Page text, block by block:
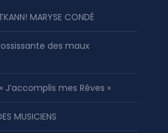
MARYSE CONDÉ
des maux
J’accomplis mes Rêves »
MUSICIENS